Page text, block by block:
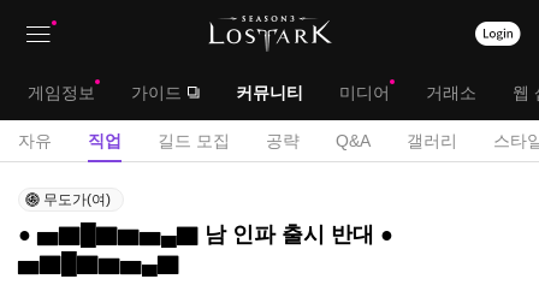
대
메
게임정보 가이드 커뮤니티 미디어 거래소 웹
서
메
자유 직업 길드 모집 공략 Q&A 갤러리 스타
직
시
무도가(여)
● ▅▇█▇▆▅▄▇ 남 인파 출시 반대 ●
▅▇█▇▆▅▄▇